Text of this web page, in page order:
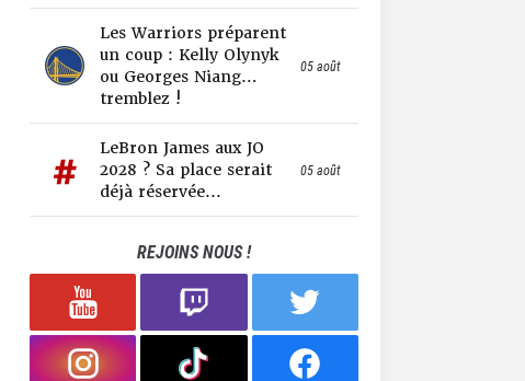
Les Warriors préparent
un coup : Kelly Olynyk
ou Georges Niang…
tremblez !
05 août
LeBron James aux JO
2028 ? Sa place serait
déjà réservée...
05 août
REJOINS NOUS !